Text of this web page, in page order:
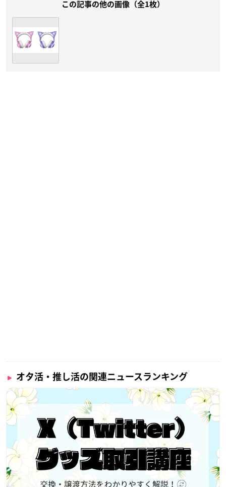
この記事の他の画像（全1枚）
オタ活・推し活の関連ニュースランキング